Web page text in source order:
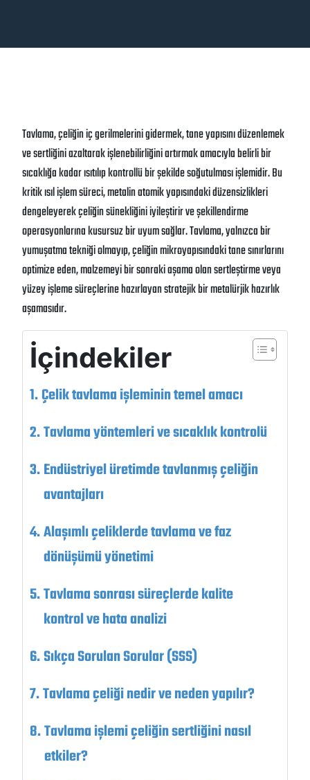
Tavlama, çeliğin iç gerilmelerini gidermek, tane yapısını düzenlemek
ve sertliğini azaltarak işlenebilirliğini artırmak amacıyla belirli bir
sıcaklığa kadar ısıtılıp kontrollü bir şekilde soğutulması işlemidir. Bu
kritik ısıl işlem süreci, metalin atomik yapısındaki düzensizlikleri
dengeleyerek çeliğin sünekliğini iyileştirir ve şekillendirme
operasyonlarına kusursuz bir uyum sağlar. Tavlama, yalnızca bir
yumuşatma tekniği olmayıp, çeliğin mikroyapısındaki tane sınırlarını
optimize eden, malzemeyi bir sonraki aşama olan sertleştirme veya
yüzey işleme süreçlerine hazırlayan stratejik bir metalürjik hazırlık
aşamasıdır.
İçindekiler
Çelik tavlama işleminin temel amacı
Tavlama yöntemleri ve sıcaklık kontrolü
Endüstriyel üretimde tavlanmış çeliğin
avantajları
Alaşımlı çeliklerde tavlama ve faz
dönüşümü yönetimi
Tavlama sonrası süreçlerde kalite
kontrol ve hata analizi
Sıkça Sorulan Sorular (SSS)
Tavlama çeliği nedir ve neden yapılır?
Tavlama işlemi çeliğin sertliğini nasıl
etkiler?